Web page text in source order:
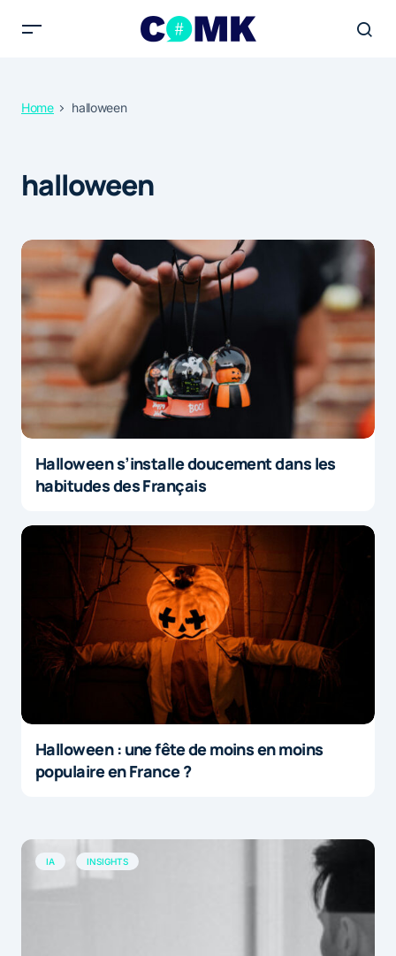
Home halloween
halloween
Halloween s’installe doucement dans les
habitudes des Français
Halloween : une fête de moins en moins
populaire en France ?
IA INSIGHTS